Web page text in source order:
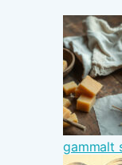
gammalt